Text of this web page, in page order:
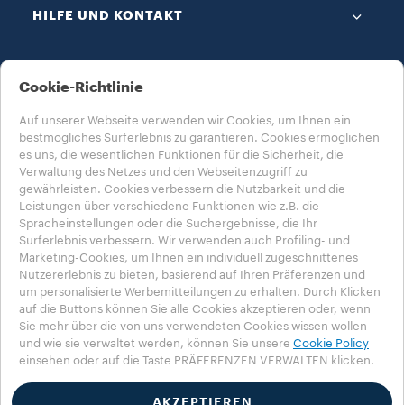
HILFE UND KONTAKT
WÄHLE DEIN LAND AUS​
ÖSTERREICH
Datenschutzbestimmung Impressum
Cookie-Richtlinie​
Cookie-Einstellungen​
Whistleblowing
Erklärung zur Barrierefreiheit
©2025 Luigi Lavazza SPA. Alle Rechte vorbehalten – USt-IdNr. 00470550013
Cookie-Richtlinie
Auf unserer Webseite verwenden wir Cookies, um Ihnen ein
bestmögliches Surferlebnis zu garantieren. Cookies ermöglichen
es uns, die wesentlichen Funktionen für die Sicherheit, die
Verwaltung des Netzes und den Webseitenzugriff zu
gewährleisten. Cookies verbessern die Nutzbarkeit und die
Leistungen über verschiedene Funktionen wie z.B. die
Spracheinstellungen oder die Suchergebnisse, die Ihr
Surferlebnis verbessern. Wir verwenden auch Profiling- und
Marketing-Cookies, um Ihnen ein individuell zugeschnittenes
Nutzererlebnis zu bieten, basierend auf Ihren Präferenzen und
um personalisierte Werbemitteilungen zu erhalten. Durch Klicken
auf die Buttons können Sie alle Cookies akzeptieren oder, wenn
Sie mehr über die von uns verwendeten Cookies wissen wollen
und wie sie verwaltet werden, können Sie unsere Cookie Policy
einsehen oder auf die Taste PRÄFERENZEN VERWALTEN klicken.
AKZEPTIEREN